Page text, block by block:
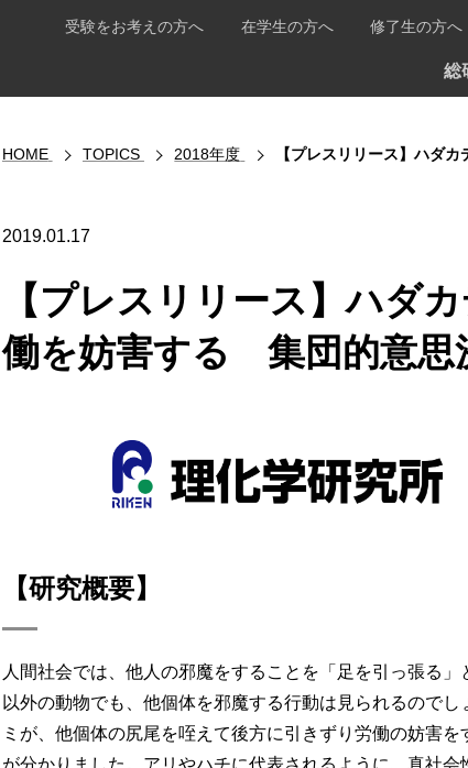
総
受験をお考えの方へ 在学生の方へ 修了生の方へ
HOME TOPICS 2018年度 【プレスリリース】ハダ
2019.01.17
【プレスリリース】ハダ
働を妨害する 集団的意思
【研究概要】
人間社会では、他人の邪魔をすることを「足を引っ張る
以外の動物でも、他個体を邪魔する行動は見られるので
ミが、他個体の尻尾を咥えて後方に引きずり労働の妨害
が分かりました。アリやハチに代表されるように、真社